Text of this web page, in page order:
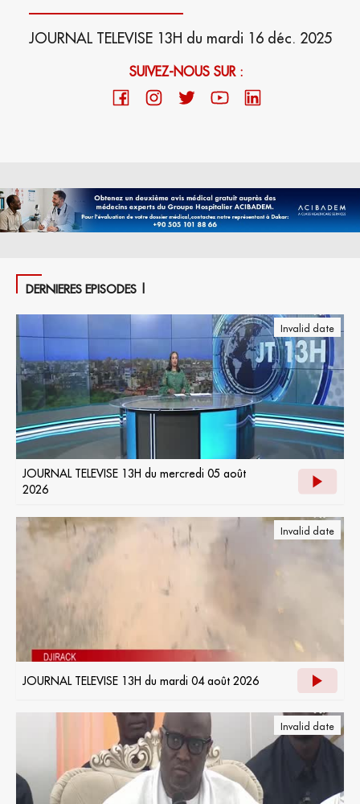
JOURNAL TELEVISE 13H du mardi 16 déc. 2025
SUIVEZ-NOUS SUR :
DERNIERES EPISODES |
Invalid date
JOURNAL TELEVISE 13H du mercredi 05 août
2026
Invalid date
JOURNAL TELEVISE 13H du mardi 04 août 2026
Invalid date